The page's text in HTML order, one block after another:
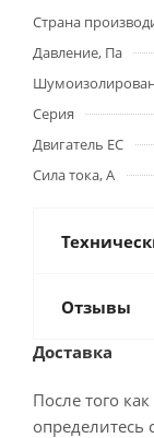
Страна
Давление, Па
Серия
Двигатель ЕС
Сила тока, А
Отзывы
Доставка
После того
определитесь